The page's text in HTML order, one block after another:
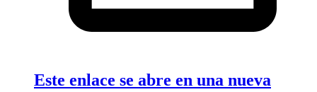
Este enlace se abre en una nueva